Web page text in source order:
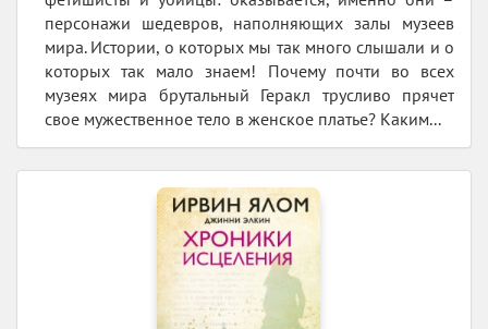
персонажи шедевров, наполняющих залы музеев
мира. Истории, о которых мы так много слышали и о
которых так мало знаем! Почему почти во всех
музеях мира брутальный Геракл трусливо прячет
свое мужественное тело в женское платье? Каким...